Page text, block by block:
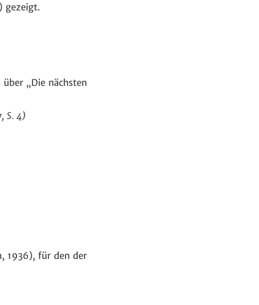
gezeigt.
„Die nächsten
S. 4)
1936), für den der